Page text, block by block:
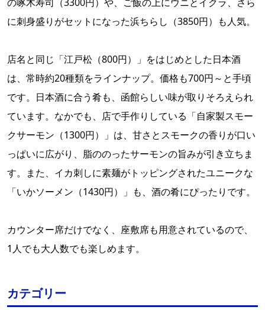
に刺身盛りがセットになった浜ちらし（3850円）も人気。
店名と同じ「江戸松（800円）」をはじめとした日本酒
は、常時約20種類をラインナップ。価格も700円～と手頃
です。日本酒に合う肴も、函館らしい味が取りそろえられ
ています。なかでも、店で手作りしている「自家製スモー
クサーモン（1300円）」は、甘さとスモークの香りが口い
っぱいに広がり、脂ののったサーモンの旨みが引き立ちま
す。また、イカ刺しに素麺がトッピングされたユニークな
「いかソーメン（1430円）」も、酒の肴にぴったりです。
カウンター席だけでなく、座敷席も用意されているので、
1人でも大人数でも楽しめます。
カテゴリー